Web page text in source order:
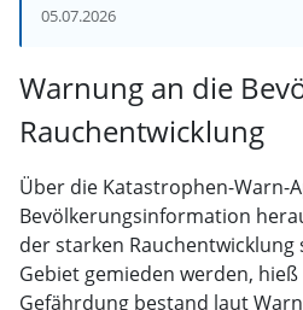
05.07.2026
Warnung an die
Rauchentwicklung
Über die Katastrophen-Warn-
Bevölkerungsinformation
der starken
Gebiet gemieden werden,
Gefährdung bestand laut